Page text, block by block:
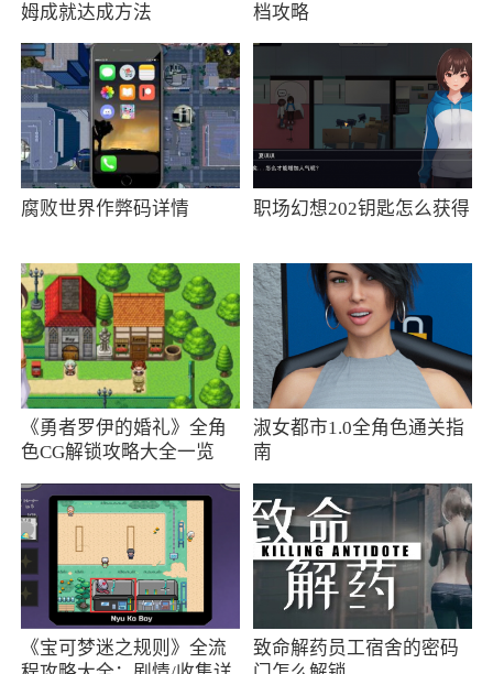
姆成就达成方法
档攻略
腐败世界作弊码详情 职场幻想202钥匙怎么获得
《勇者罗伊的婚礼》全角
色CG解锁攻略大全一览
淑女都市1.0全角色通关指
南
《宝可梦迷之规则》全流
致命解药员工宿舍的密码